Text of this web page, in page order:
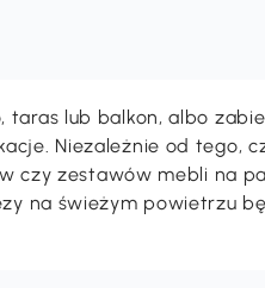
taras lub balkon, albo
Niezależnie od tego,
czy zestawów mebli na
na świeżym powietrzu